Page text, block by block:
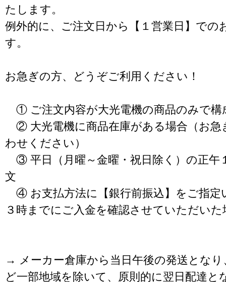
たします。
例外的に、ご注文日から【１営業日】での
す。
お急ぎの方、どうぞご利用ください！
① ご注文内容が大光電機の商品のみで構
② 大光電機に商品在庫がある場合（お急
わせください）
③ 平日（月曜～金曜・祝日除く）の正午
文
④ お支払方法に【銀行前振込】をご指定
３時までにご入金を確認させていただいた
→ メーカー倉庫から当日午後の発送となり
ど一部地域を除いて、原則的に翌日配達と